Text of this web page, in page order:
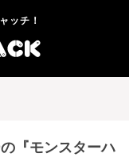
ッチ！
『モンスターハ